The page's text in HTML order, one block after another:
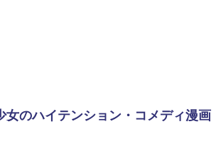
のハイテンション・コメディ漫